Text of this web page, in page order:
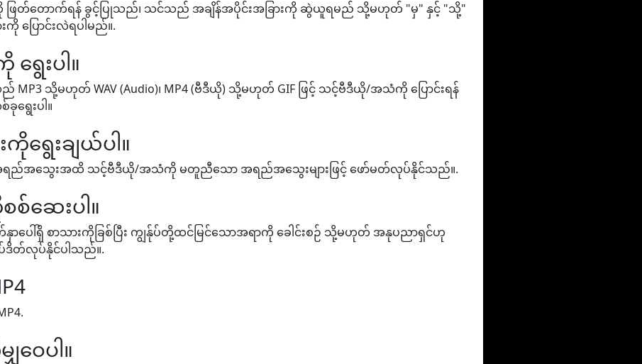
ြတ်တောက်ရန် ခွင့်ပြုသည်၊ သင်သည် အချိန်အပိုင်းအခြားကို ဆွဲယူရမည် သို့မဟုတ် "မှ" နှင့် "သို့"
ကို ပြောင်းလဲရပါမည်။.
ေးပါ။
MP3 သို့မဟုတ် WAV (Audio)၊ MP4 (ဗီဒီယို) သို့မဟုတ် GIF ဖြင့် သင့်ဗီဒီယို/အသံကို ပြောင်းရန်
ရွေးပါ။
ေးချယ်ပါ။
ရည်အသွေးအထိ သင့်ဗီဒီယို/အသံကို မတူညီသော အရည်အသွေးများဖြင့် ဖော်မတ်လုပ်နိုင်သည်။.
စ်ဆေးပါ။
ာပေါ်ရှိ စာသားကိုခြစ်ပြီး ကျွန်ုပ်တို့ထင်မြင်သောအရာကို ခေါင်းစဉ် သို့မဟုတ် အနုပညာရှင်ဟု
ဒိတ်လုပ်နိုင်ပါသည်။.
ဝေပါ။